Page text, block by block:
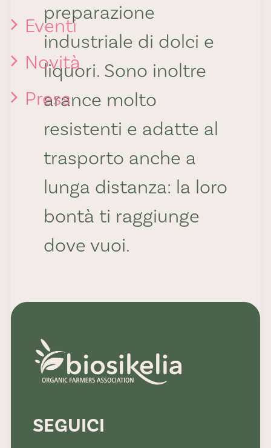
preparazione
industriale di dolci e
liquori. Sono inoltre
arance molto
resistenti e adatte al
trasporto anche a
lunga distanza: la loro
bontà ti raggiunge
dove vuoi.
11 - 13
Eventi
Novità
Press
SEGUICI